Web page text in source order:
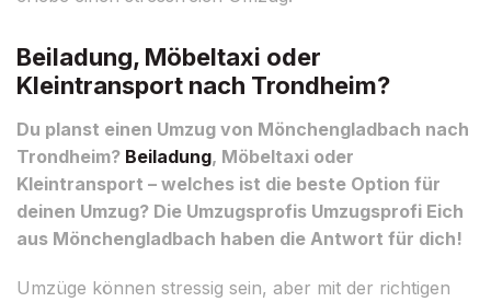
Beiladung, Möbeltaxi oder
Kleintransport nach Trondheim?
Du planst einen Umzug von Mönchengladbach nach
Trondheim? Beiladung, Möbeltaxi oder
Kleintransport – welches ist die beste Option für
deinen Umzug? Die Umzugsprofis Umzugsprofi Eich
aus Mönchengladbach haben die Antwort für dich!
Umzüge können stressig sein, aber mit der richtigen